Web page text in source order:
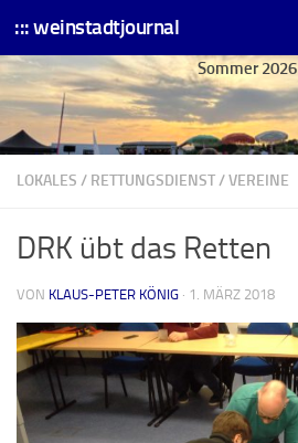
Skip to content
::: weinstadtjournal
Sommer 2026
LOKALES / RETTUNGSDIENST/VEREINE
DRK übt das Retten
VON KLAUS-PETER KÖNIG · 1. MÄRZ 2018